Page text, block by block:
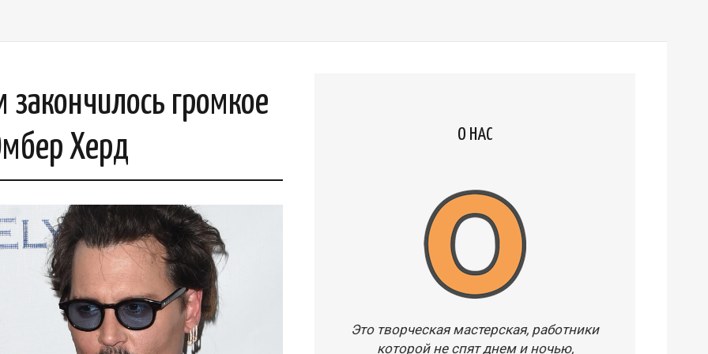
закончилось громкое
Херд
О НАС
Это творческая мастерская, работники
которой не спят днем и ночью,